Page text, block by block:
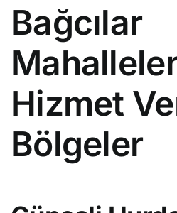
Bağcılar
Hizmet
Bölgeler